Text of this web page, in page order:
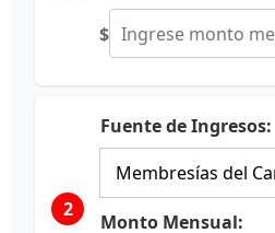
$
2
Fuente de Ingresos:
Monto Mensual: